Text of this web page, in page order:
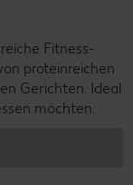
Fitness-
proteinreichen
Gerichten. Ideal
möchten.